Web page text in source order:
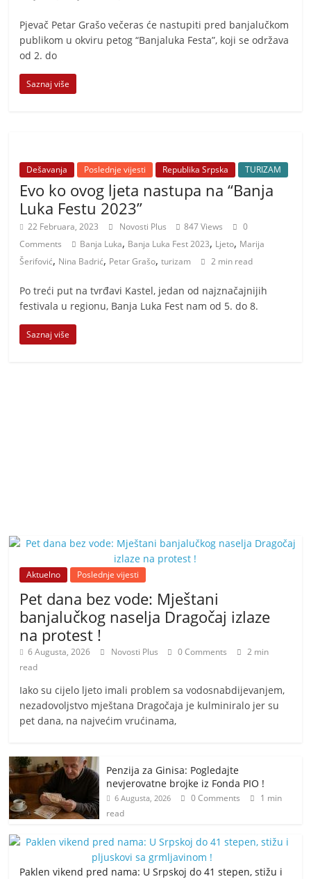
t
i
v
n
i
j
e
s
t
Pjevač Petar Grašo večeras će nastupiti pred banjalučkom
publikom u okviru petog “Banjaluka Festa”, koji se održava
od 2. do
Saznaj više
Dešavanja Poslednje vijesti Republika Srpska TURIZAM
Evo ko ovog ljeta nastupa na “Banja
Luka Festu 2023”
22 Februara, 2023 Novosti Plus 847 Views
0
Comments
Banja Luka, Banja Luka Fest 2023, Ljeto, Marija
Šerifović, Nina Badrić, Petar Grašo,turizam 2 min read
Po treći put na tvrđavi Kastel, jedan od najznačajnijih
festivala u regionu, Banja Luka Fest nam od 5. do 8.
Saznaj više
Aktuelno Poslednje vijesti
Pet dana bez vode: Mještani
banjalučkog naselja Dragočaj izlaze
na protest !
6 Augusta, 2026 Novosti Plus 0 Comments
2 min
read
Iako su cijelo ljeto imali problem sa vodosnabdijevanjem,
nezadovoljstvo mještana Dragočaja je kulminiralo jer su
pet dana, na najvećim vrućinama,
Penzija za Ginisa: Pogledajte
nevjerovatne brojke iz Fonda PIO !
6 Augusta, 2026 0 Comments
1 min
read
Paklen vikend pred nama: U Srpskoj do 41 stepen, stižu i